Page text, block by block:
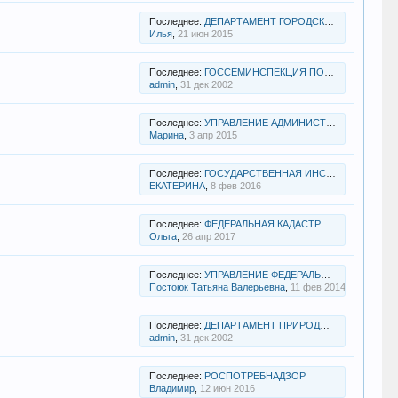
Последнее: ДЕПАРТАМЕНТ ГОРОДСКОГО ИМУЩЕСТВА ГОРОДА МОСКВЫ
Илья, 21 июн 2015
Последнее: ГОССЕМИНСПЕКЦИЯ ПО МО
admin, 31 дек 2002
Последнее: УПРАВЛЕНИЕ АДМИНИСТРАТИВНО-ТРАНСПОРТНОГО КОНТРОЛЯ
Марина, 3 апр 2015
Последнее: ГОСУДАРСТВЕННАЯ ИНСПЕКЦИЯ ТРУДА В МО
ЕКАТЕРИНА, 8 фев 2016
Последнее: ФЕДЕРАЛЬНАЯ КАДАСТРОВАЯ ПАЛАТА ПО МО
Ольга, 26 апр 2017
Последнее: УПРАВЛЕНИЕ ФЕДЕРАЛЬНОГО КАЗНАЧЕЙСТВА ПО МО
Постоюк Татьяна Валерьевна, 11 фев 2014
Последнее: ДЕПАРТАМЕНТ ПРИРОДОПОЛЬЗОВАНИЯ И ОХРАНЫ ОКРУЖАЮЩЕЙ СРЕДЫ ГОРОДА МОСКВЫ
admin, 31 дек 2002
Последнее: РОСПОТРЕБНАДЗОР
Владимир, 12 июн 2016